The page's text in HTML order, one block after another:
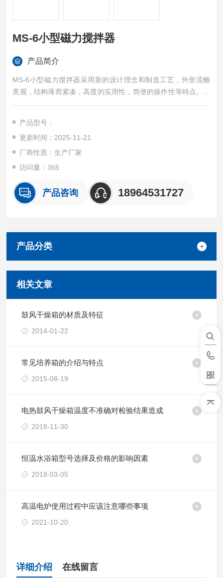
MS-6小型磁力搅拌器
产品简介
MS-6小型磁力搅拌器采用新的设计理念和制造工艺，外形流畅
美观，结构薄而紧凑，高度的实用性，简便的操作性等特点。该
仪器主要用于搅拌低粘稠度的液体和固液混合物
产品型号：
更新时间：2025-11-21
厂商性质：生产厂家
访问量：365
产品咨询 18964531727
产品分类
相关文章
鼓风干燥箱的材质及特征
2014-01-22
常见培养箱的介绍与特点
2015-08-19
电热鼓风干燥箱温度不准确对检验结果造成
2018-11-30
恒温水浴箱型号选择及价格的影响因素
2018-03-05
高温电炉使用过程中应该注意哪些事项
2021-10-20
详细介绍 在线留言